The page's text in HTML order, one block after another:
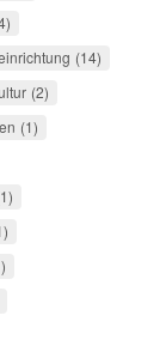
14
2
1
1